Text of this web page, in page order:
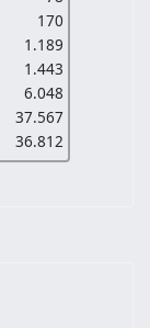
170
1.189
1.443
6.048
37.567
36.812